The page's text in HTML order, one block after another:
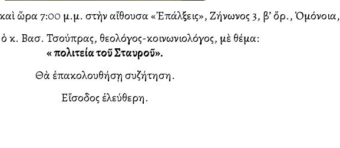
ὥρα 7:00 μ.μ. στὴν αἴθουσα «Ἐπάλξεις», Ζήνωνος 3, β’ ὄρ., Ὁμόνοια,
κ. Βασ. Τσούπρας, θεολόγος-κοινωνιολόγος, μὲ θέμα:
«Ἡ πολιτεία τοῦ Σταυροῦ».
Θὰ ἐπακολουθήσῃ συζήτηση.
Εἴσοδος ἐλεύθερη.